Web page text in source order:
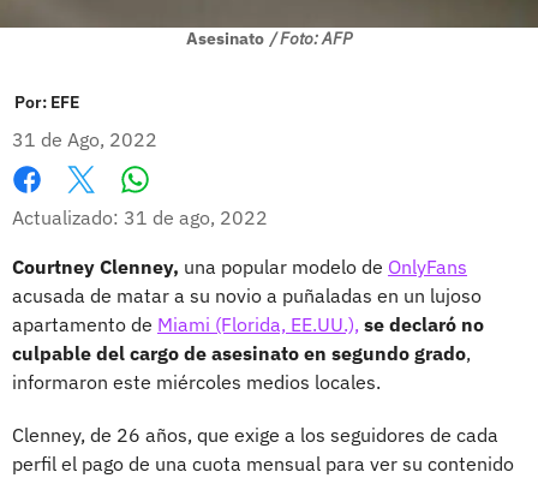
Asesinato / Foto: AFP
Por: EFE
31 de Ago, 2022
Facebook
X
Actualizado: 31 de ago, 2022
Courtney Clenney, una popular modelo de OnlyFans
acusada de matar a su novio a puñaladas en un lujoso
apartamento de Miami (Florida, EE.UU.), se declaró no
culpable del cargo de asesinato en segundo grado,
informaron este miércoles medios locales.
Clenney, de 26 años, que exige a los seguidores de cada
perfil el pago de una cuota mensual para ver su contenido